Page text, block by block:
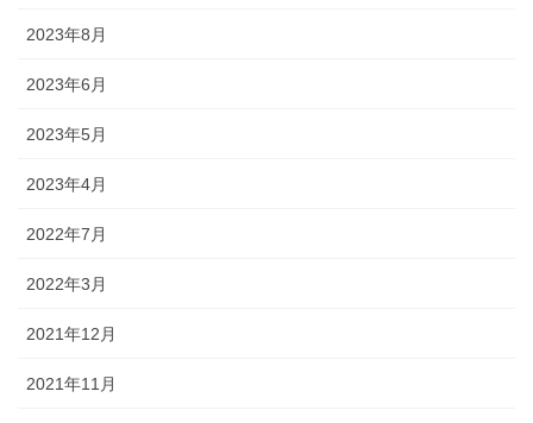
2023年8月
2023年6月
2023年5月
2023年4月
2022年7月
2022年3月
2021年12月
2021年11月